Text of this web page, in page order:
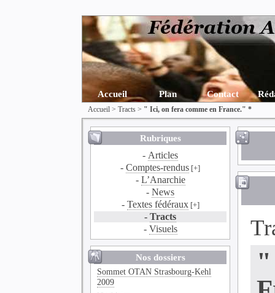
Accueil Plan Contact
Accueil >Tracts > " Ici, on fera comme en France." *
Rubriques
- Articles
-Comptes-rendus [+]
- L’Anarchie
-News
- Textes fédéraux[+]
-Tracts
- Visuels
Nos dossiers
Sommet OTAN Strasbourg-Kehl
2009
"